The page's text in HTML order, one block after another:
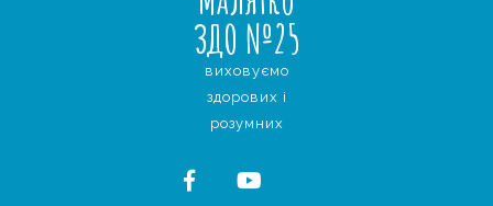
ЗДО №25
виховуємо
здорових і
розумних